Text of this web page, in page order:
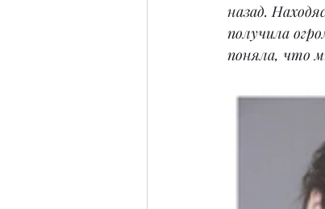
назад.
получила
поняла, что